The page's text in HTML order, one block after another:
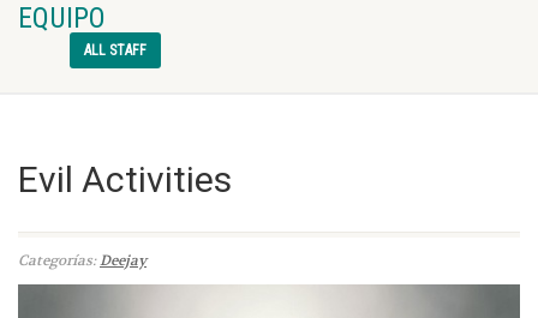
EQUIPO
ALL STAFF
Evil Activities
Categorías:Deejay